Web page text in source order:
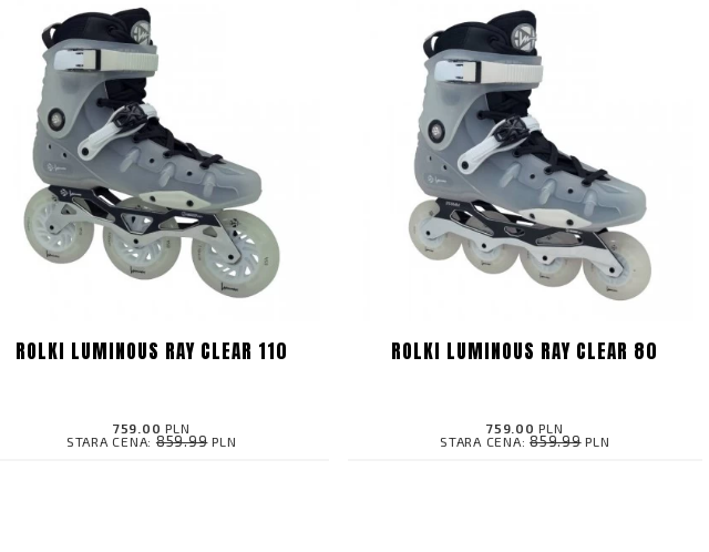
ROLKI LUMINOUS RAY CLEAR 110
759.00 PLN
STARA CENA:859.99PLN
ROLKI LUMINOUS RAY CLEAR 80
759.00 PLN
STARA CENA:859.99PLN